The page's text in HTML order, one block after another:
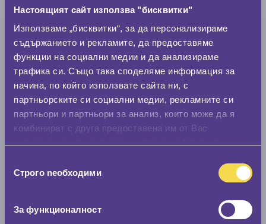
Настоящият сайт използва "бисквитки"
Използваме „бисквитки“, за да персонализираме
съдържанието и рекламите, да предоставяме
функции на социални медии и да анализираме
трафика си. Също така споделяме информация за
начина, по който използвате сайта ни, с
партньорските си социални медии, рекламните си
партньори и партньори за анализ, които може да я
комбинират с друга предоставена им от Вас
наСтрого nеобходими
За функционалност
Нов размер
Стар размер